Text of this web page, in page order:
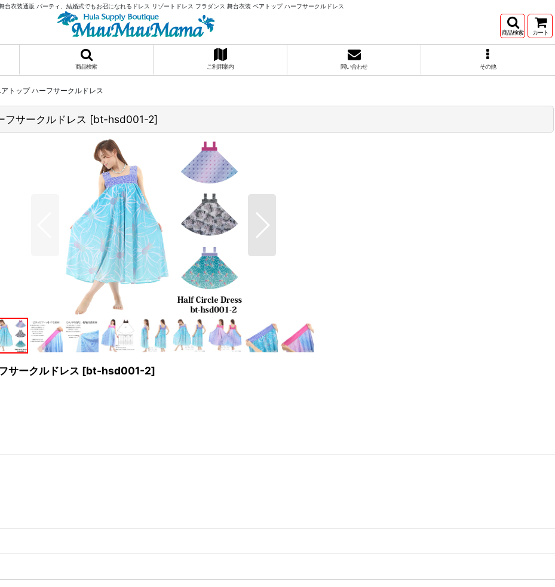
台衣装通販 パーティ、結婚式でもお召になれるドレス リゾートドレス フラダンス 舞台衣装 ベアトップ ハーフサークルドレス
商品検索 カート
商品検索 ご利用案内 問い合わせ その他
トップ ハーフサークルドレス
フサークルドレス [bt-hsd001-2]
サークルドレス [bt-hsd001-2]